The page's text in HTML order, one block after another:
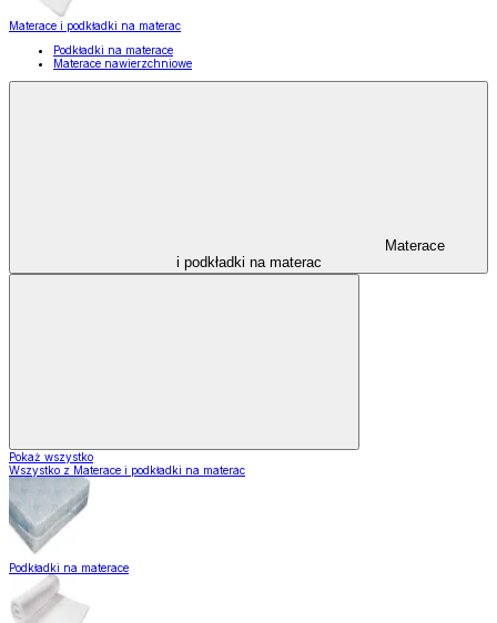
Materace i podkładki na materac
Podkładki na materace
Materace nawierzchniowe
Materace
i podkładki na materac
Pokaż wszystko
Wszystko z Materace i podkładki na materac
Podkładki na materace